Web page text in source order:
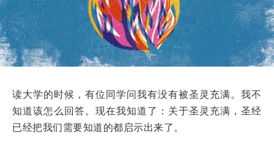
读大学的时候，有位同学问我有没有被圣灵充满。我不
知道该怎么回答。现在我知道了：关于圣灵充满，圣经
已经把我们需要知道的都启示出来了。